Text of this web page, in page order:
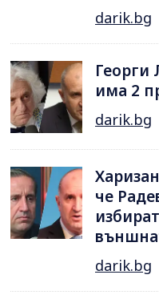
darik.bg
Георги
има 2
darik.bg
че
darik.bg